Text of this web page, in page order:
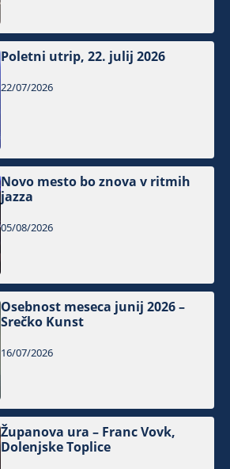
Poletni utrip, 22. julij 2026
22/07/2026
Novo mesto bo znova v ritmih
jazza
05/08/2026
Osebnost meseca junij 2026 –
Srečko Kunst
16/07/2026
Županova ura – Franc Vovk,
Dolenjske Toplice